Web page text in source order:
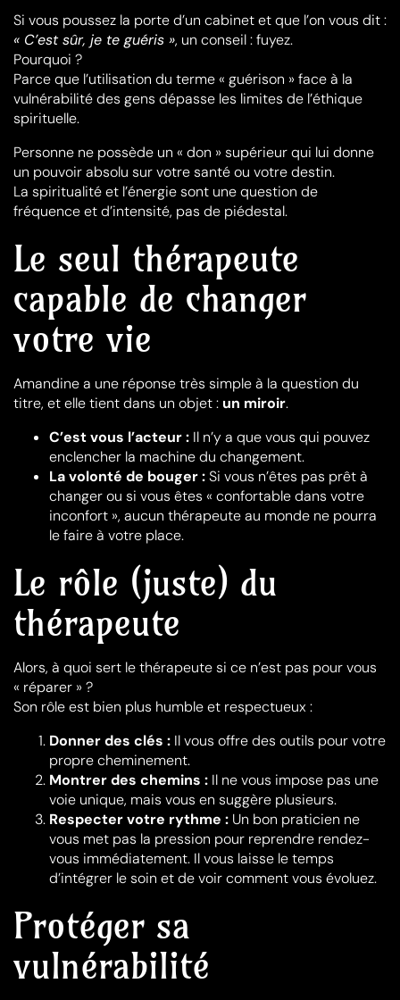
Si vous poussez la porte d’un cabinet et que l’on vous dit :
« C’est sûr, je te guéris », un conseil : fuyez.
Pourquoi ?
Parce que l’utilisation du terme « guérison » face à la
vulnérabilité des gens dépasse les limites de l’éthique
spirituelle.
Personne ne possède un « don » supérieur qui lui donne
un pouvoir absolu sur votre santé ou votre destin.
La spiritualité et l’énergie sont une question de
fréquence et d’intensité, pas de piédestal.
Le seul thérapeute
capable de changer
votre vie
Amandine a une réponse très simple à la question du
titre, et elle tient dans un objet : un miroir.
C’est vous l’acteur : Il n’y a que vous qui pouvez
enclencher la machine du changement.
La volonté de bouger :Si vous n’êtes pas prêt à
changer ou si vous êtes « confortable dans votre
inconfort », aucun thérapeute au monde ne pourra
le faire à votre place.
Le rôle (juste) du
thérapeute
Alors, à quoi sert le thérapeute si ce n’est pas pour vous
« réparer » ?
Son rôle est bien plus humble et respectueux :
Donner des clés : Il vous offre des outils pour votre
propre cheminement.
Montrer des chemins : Il ne vous impose pas une
voie unique, mais vous en suggère plusieurs.
Respecter votre rythme : Un bon praticien ne
vous met pas la pression pour reprendre rendez-
vous immédiatement. Il vous laisse le temps
d’intégrer le soin et de voir comment vous évoluez.
Protéger sa
vulnérabilité